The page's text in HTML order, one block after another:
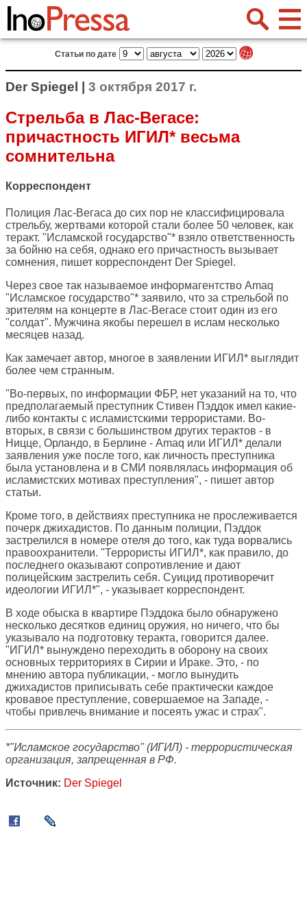
Статьи по дате
Der Spiegel | 3 октября 2017 г.
Стрельба в Лас-Вегасе:
причастность ИГИЛ* весьма
сомнительна
Корреспондент
Полиция Лас-Вегаса до сих пор не классифицировала
стрельбу, жертвами которой стали более 50 человек, как
теракт. "Исламской государство"* взяло ответственность
за бойню на себя, однако его причастность вызывает
сомнения, пишет корреспондент Der Spiegel .
Через свое так называемое информагентство Amaq
"Исламское государство"* заявило, что за стрельбой по
зрителям на концерте в Лас-Вегасе стоит один из его
"солдат". Мужчина якобы перешел в ислам несколько
месяцев назад.
Как замечает автор, многое в заявлении ИГИЛ* выглядит
более чем странным.
"Во-первых, по информации ФБР, нет указаний на то, что
предполагаемый преступник Стивен Пэддок имел какие-
либо контакты с исламистскими террористами. Во-
вторых, в связи с большинством других терактов - в
Ницце, Орландо, в Берлине - Amaq или ИГИЛ* делали
заявления уже после того, как личность преступника
была установлена и в СМИ появлялась информация об
исламистских мотивах преступления", - пишет автор
статьи.
Кроме того, в действиях преступника не прослеживается
почерк джихадистов. По данным полиции, Пэддок
застрелился в номере отеля до того, как туда ворвались
правоохранители. "Террористы ИГИЛ*, как правило, до
последнего оказывают сопротивление и дают
полицейским застрелить себя. Суицид противоречит
идеологии ИГИЛ*", - указывает корреспондент.
В ходе обыска в квартире Пэддока было обнаружено
несколько десятков единиц оружия, но ничего, что бы
указывало на подготовку теракта, говорится далее.
"ИГИЛ* вынуждено переходить в оборону на своих
основных территориях в Сирии и Ираке. Это, - по
мнению автора публикации, - могло вынудить
джихадистов приписывать себе практически каждое
кровавое преступление, совершаемое на Западе, -
чтобы привлечь внимание и посеять ужас и страх".
*"Исламское государство" (ИГИЛ) - террористическая
организация, запрещенная в РФ.
Источник: Der Spiegel